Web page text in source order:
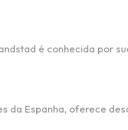
é conhecida por
da Espanha, oferece